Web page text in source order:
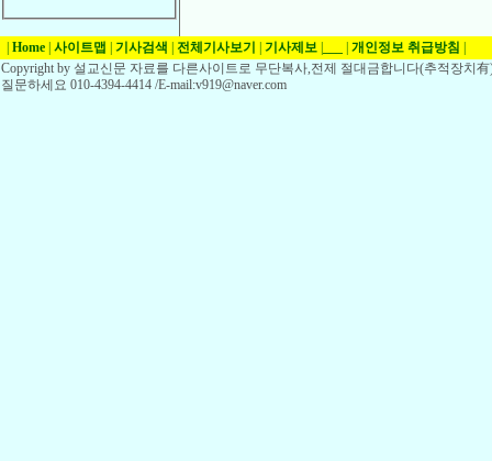
Home 사이트맵 기사검색 전체기사보기 기사제보 개인정보 취급방침
Copyright by 설교신문 자료를 다른사이트로 무단복사,전제 절대금합니다(추적장치
질문하세요 010-4394-4414 /E-mail:v919@naver.com